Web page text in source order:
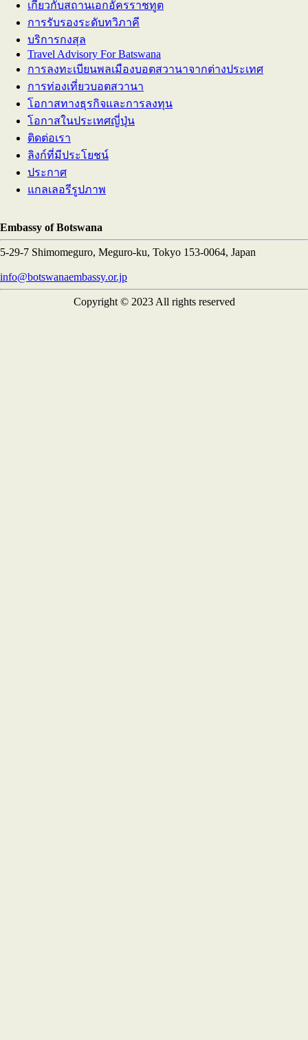
เกี่ยวกับสถานเอกอัครราชทูต
การรับรองระดับทวิภาคี
บริการกงสุล
Travel Advisory For Batswana
การลงทะเบียนพลเมืองบอตสวานาจากต่างประเทศ
การท่องเที่ยวบอตสวานา
โอกาสทางธุรกิจและการลงทุน
โอกาสในประเทศญี่ปุ่น
ติดต่อเรา
ลิงก์ที่มีประโยชน์
ประกาศ
แกลเลอรีรูปภาพ
Embassy of Botswana
5-29-7 Shimomeguro, Meguro-ku, Tokyo 153-0064, Japan
info@botswanaembassy.or.jp
Copyright © 2023 All rights reserved